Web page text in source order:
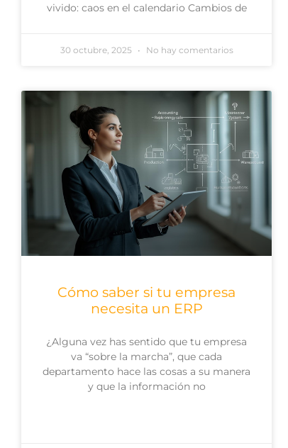
vivido: caos en el calendario Cambios de
30 octubre, 2025 No hay comentarios
Cómo saber si tu empresa
necesita un ERP
¿Alguna vez has sentido que tu empresa
va “sobre la marcha”, que cada
departamento hace las cosas a su manera
y que la información no